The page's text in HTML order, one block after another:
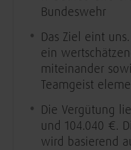
Bundeswehr
Das Ziel eint
ein
miteinander
Teamgeist
Die Vergütung
und 104.040 €.
wird basierend